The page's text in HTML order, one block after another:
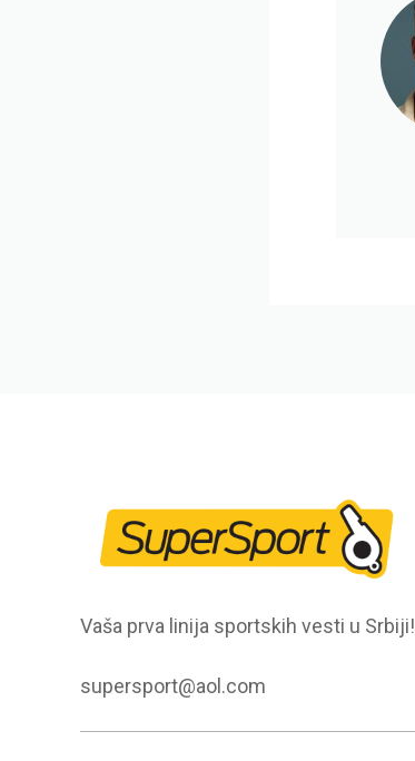
Vaša prva linija sportskih vesti u Srbiji!
supersport@aol.com